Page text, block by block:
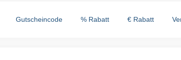
Gutscheincode % Rabatt € Rabatt